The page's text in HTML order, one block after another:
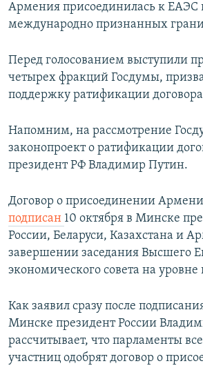
Армения присоединилась к ЕАЭС
международно признанных
Перед голосованием выступили
четырех фракций Госдумы,
поддержку ратификации
Напомним, на рассмотрение
законопроект о ратификации
президент РФ Владимир Путин.
Договор о присоединении
подписан 10 октября в Минске
России, Беларуси, Казахстана и
завершении заседания Высшего
экономического совета на уровне
Как заявил сразу после
Минске президент России
рассчитывает, что парламенты
участниц одобрят договор о